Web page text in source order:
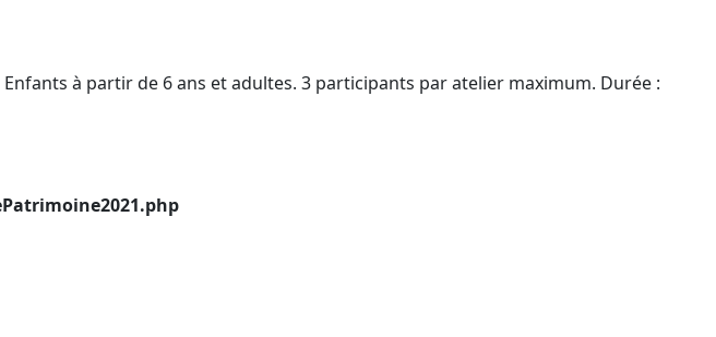
à partir de 6 ans et adultes. 3 participants par atelier maximum. Durée :